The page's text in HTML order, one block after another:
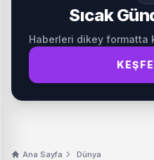
Sıcak
Haberleri dikey formatta
Ana Sayfa Dünya